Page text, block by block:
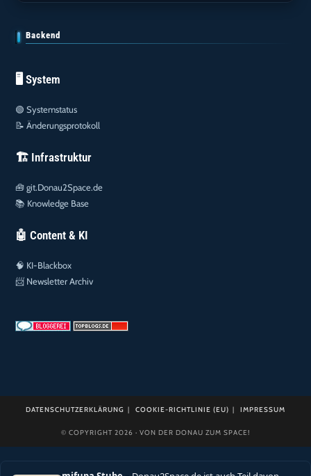
Backend
🖥️ System
🟢Systemstatus
📝Änderungsprotokoll
🏗️ Infrastruktur
🧰git.Donau2Space.de
📚 Knowledge Base
🤖 Content & KI
🧠 KI-Blackbox
📨 Newsletter Archiv
DATENSCHUTZERKLÄRUNG COOKIE-RICHTLINIE (EU) IMPRESSUM
© COPYRIGHT 2026 · VON DER DONAU ZUM SPACE!